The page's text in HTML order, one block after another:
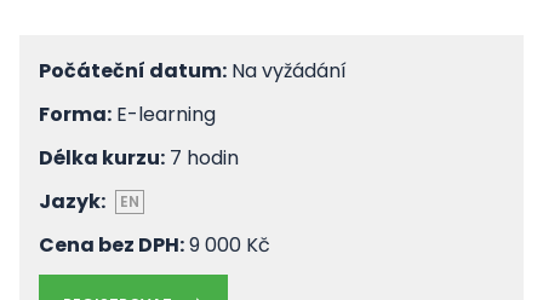
Počáteční datum: Na vyžádání
Forma: E-learning
Délka kurzu: 7 hodin
Jazyk:
EN
Cena bez DPH:9 000 Kč